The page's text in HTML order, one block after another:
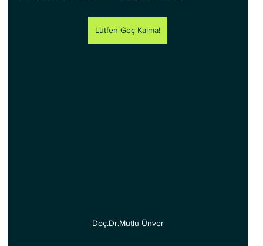
Lütfen Geç Kalma!
Doç.Dr.Mutlu Ünver